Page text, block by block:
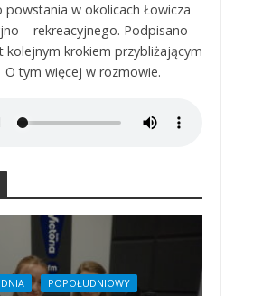
powstania w okolicach Łowicza
– rekreacyjnego. Podpisano
kolejnym krokiem przybliżającym
tym więcej w rozmowie.
POPOŁUDNIOWY